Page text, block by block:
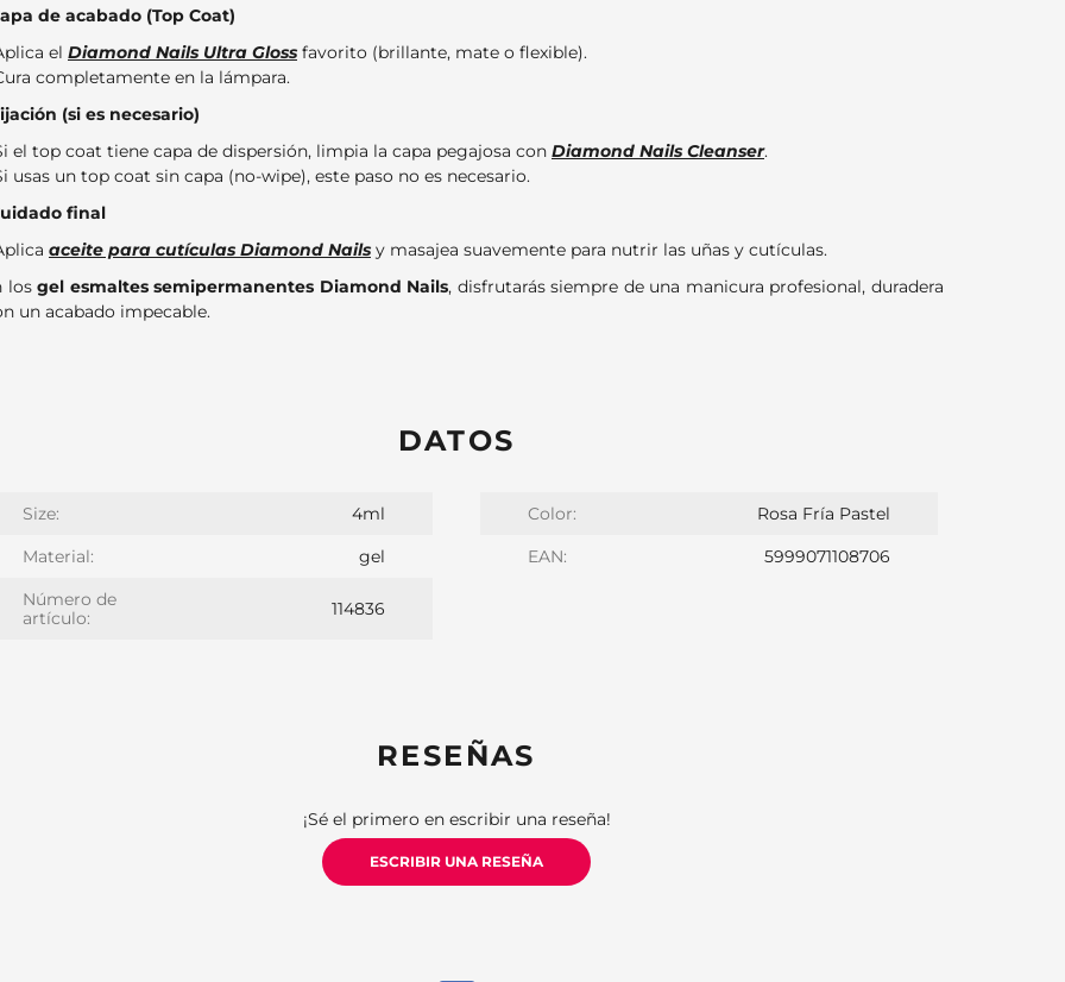
de acabado (Top Coat)
el Diamond Nails Ultra Gloss favorito (brillante, mate o flexible).
completamente en la lámpara.
(si es necesario)
el top coat tiene capa de dispersión, limpia la capa pegajosa con Diamond Nails Cleanser.
usas un top coat sin capa (no-wipe), este paso no es necesario.
final
aceite para cutículas Diamond Nails y masajea suavemente para nutrir las uñas y cutículas.
losgel esmaltes semipermanentes Diamond Nails, disfrutarás siempre de una manicura profesional, duradera
un acabado impecable.
DATOS
Size: 4ml Color:
Rosa Fría Pastel
Material:
gel EAN:
5999071108706
Número de
artículo:
114836
RESEÑAS
¡Sé el primero en escribir una reseña!
ESCRIBIR UNA RESEÑA